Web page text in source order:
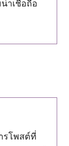
รโพสต์ที่